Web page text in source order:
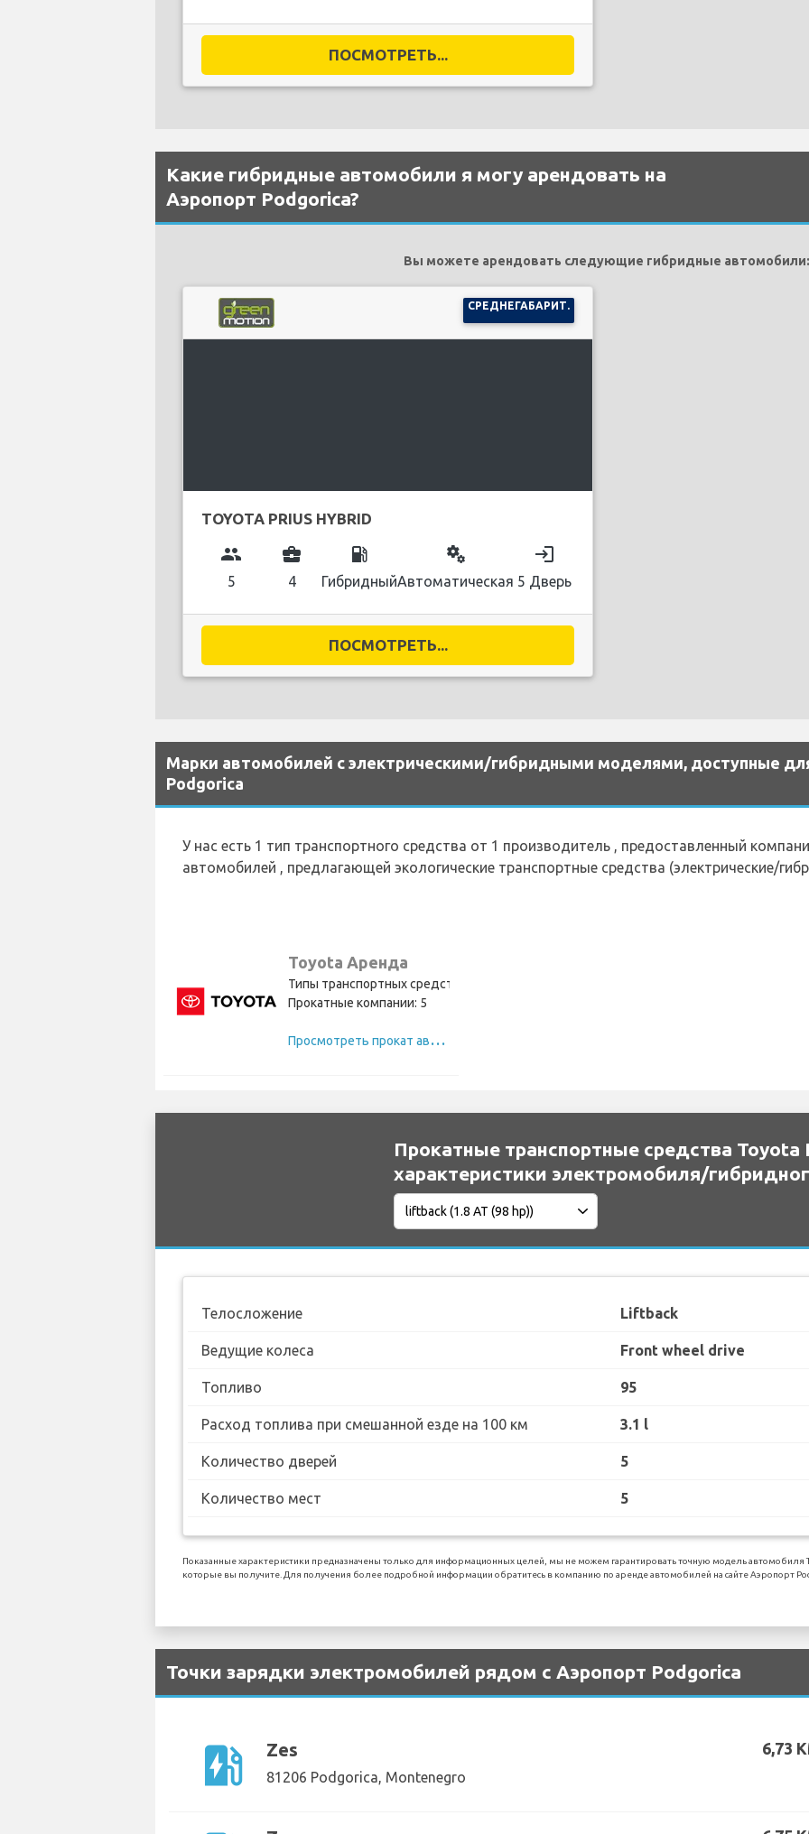
ПОСМОТРЕТЬ...
Какие гибридные автомобили я могу арендовать на
Аэропорт Podgorica?
Вы можете арендовать следующие гибридные автомобили:
СРЕДНЕГАБАРИТ.
TOYOTA PRIUS HYBRID
group
5
business_center
4
local_gas_station
Гибридный
miscellaneous_services
Автоматическая
login
5 Дверь
ПОСМОТРЕТЬ...
Марки автомобилей с электрическими/гибридными моделями, доступные
Podgorica
У нас есть 1 тип транспортного средства от 1 производитель , предоставленный
автомобилей , предлагающей экологические транспортные средства (электрические/
Toyota Аренда
Типы транспортных средств: 5
Прокатные компании: 5
П
росмотреть прокат автомобилей Toyota
Прокатные транспортные средства Toyota
характеристики электромобиля/
Телосложение Liftback
Ведущие колеса Front wheel drive
Топливо 95
Расход топлива при смешанной езде на 100 км 3.1 l
Количество дверей 5
Количество мест 5
Показанные характеристики предназначены только для информационных целей, мы не можем гарантировать точную модель автомобиля
которые вы получите. Для получения более подробной информации обратитесь в компанию по аренде автомобилей на сайте Аэропорт
Точки зарядки электромобилей рядом с Аэропорт Podgorica
ev_station Zes
81206 Podgorica, Montenegro
6,73